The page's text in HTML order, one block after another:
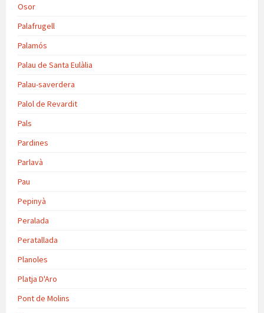
Osor
Palafrugell
Palamós
Palau de Santa Eulàlia
Palau-saverdera
Palol de Revardit
Pals
Pardines
Parlavà
Pau
Pepinyà
Peralada
Peratallada
Planoles
Platja D'Aro
Pont de Molins